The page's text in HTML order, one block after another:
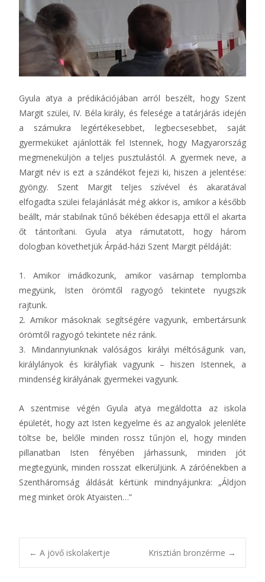
Gyula atya a prédikációjában arról beszélt, hogy Szent
Margit szülei, IV. Béla király, és felesége a tatárjárás idején
a számukra legértékesebbet, legbecsesebbet, saját
gyermeküket ajánlották fel Istennek, hogy Magyarország
megmeneküljön a teljes pusztulástól. A gyermek neve, a
Margit név is ezt a szándékot fejezi ki, hiszen a jelentése:
gyöngy. Szent Margit teljes szívével és akaratával
elfogadta szülei felajánlását még akkor is, amikor a később
beállt, már stabilnak tűnő békében édesapja ettől el akarta
őt tántorítani. Gyula atya rámutatott, hogy három
dologban követhetjük Árpád-házi Szent Margit példáját:
1. Amikor imádkozunk, amikor vasárnap templomba
megyünk, Isten örömtől ragyogó tekintete nyugszik
rajtunk.
2. Amikor másoknak segítségére vagyunk, embertársunk
örömtől ragyogó tekintete néz ránk.
3. Mindannyiunknak valóságos királyi méltóságunk van,
királylányok és királyfiak vagyunk – hiszen Istennek, a
mindenség királyának gyermekei vagyunk.
A szentmise végén Gyula atya megáldotta az iskola
épületét, hogy azt Isten kegyelme és az angyalok jelenléte
töltse be, belőle minden rossz tűnjön el, hogy minden
pillanatban Isten fényében járhassunk, minden jót
megtegyünk, minden rosszat elkerüljünk. A záróénekben a
Szentháromság áldását kértünk mindnyájunkra: „Áldjon
meg minket örök Atyaisten…”
Post
← A jövő iskolakertje Krisztián bronzérme →